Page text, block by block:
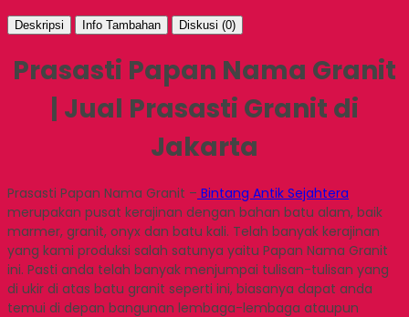
Deskripsi Info Tambahan Diskusi (0)
Prasasti Papan Nama Granit
| Jual Prasasti Granit di
Jakarta
Prasasti Papan Nama Granit – Bintang Antik Sejahtera
merupakan pusat kerajinan dengan bahan batu alam, baik
marmer, granit, onyx dan batu kali. Telah banyak kerajinan
yang kami produksi salah satunya yaitu Papan Nama Granit
ini. Pasti anda telah banyak menjumpai tulisan-tulisan yang
di ukir di atas batu granit seperti ini, biasanya dapat anda
temui di depan bangunan lembaga-lembaga ataupun